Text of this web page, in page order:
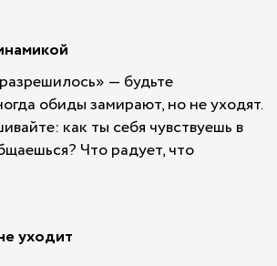
— будьте
обиды замирают, но не уходят.
как ты себя чувствуешь в
Что радует, что
уходит